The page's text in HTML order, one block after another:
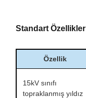
Standart Özellikler
Özellik
15kV sınıfı
topraklanmış yıldız